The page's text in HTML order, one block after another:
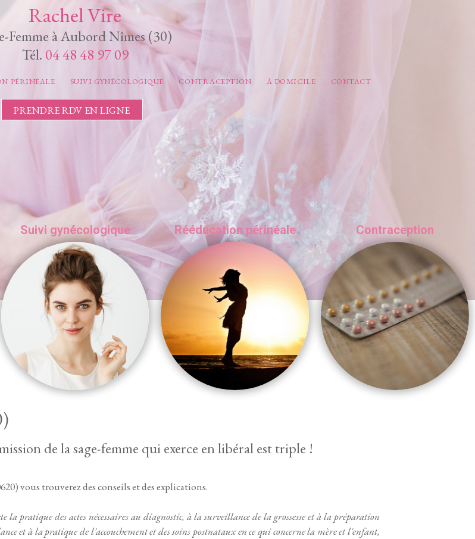
Rachel Vire
Femme à Aubord Nîmes (30)
Tél. 04 48 48 97 09
PÉRINÉALE SUIVI GYNÉCOLOGIQUE CONTRACEPTION À DOMICILE CONTACT
PRENDRE RDV EN LIGNE
Suivi gynécologique Rééducation périnéale Contraception
de la sage-femme qui exerce en libéral est triple !
vous trouverez des conseils et des explications.
la pratique des actes nécessaires au diagnostic, à la surveillance de la grossesse et à la préparation
et à la pratique de l'accouchement et des soins postnataux en ce qui concerne la mère et l'enfant,